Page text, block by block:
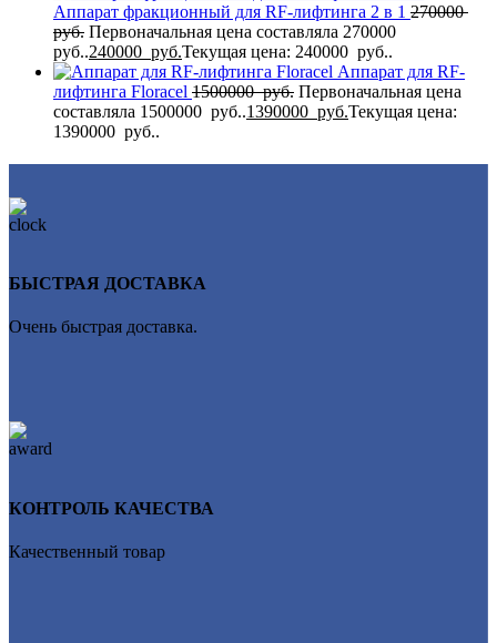
Аппарат фракционный для RF-лифтинга 2 в 1 270000
руб. Первоначальная цена составляла 270000
руб..240000 руб.Текущая цена: 240000 руб..
Аппарат для RF-
лифтинга Flоrасеl 1500000руб. Первоначальная цена
составляла 1500000 руб..1390000 руб.Текущая цена:
1390000 руб..
БЫСТРАЯ ДОСТАВКА
Очень быстрая доставка.
КОНТРОЛЬ КАЧЕСТВА
Качественный товар